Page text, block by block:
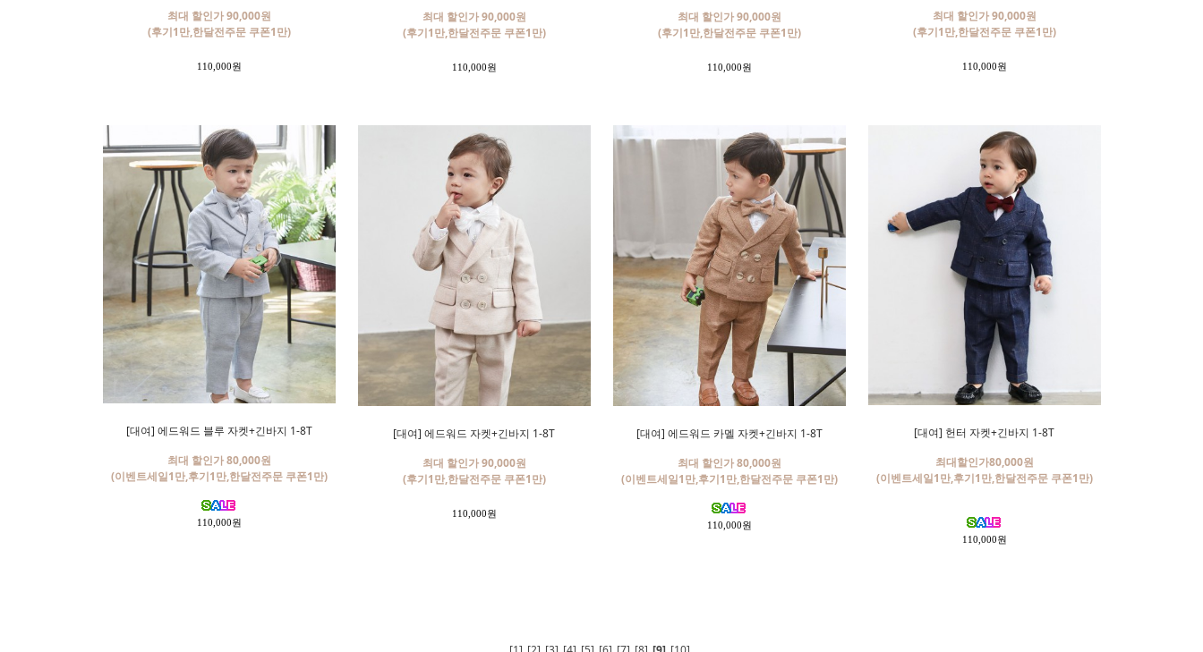
최대 할인가 90,000원
(후기1만,한달전주문 쿠폰1만)
110,000원
최대 할인가 90,000원
(후기1만,한달전주문 쿠폰1만)
110,000원
최대 할인가 90,000원
(후기1만,한달전주문 쿠폰1만)
110,000원
최대 할인가 90,000원
(후기1만,한달전주문 쿠폰1만)
110,000원
[대여] 에드워드 블루 자켓+긴바지 1-8T
최대 할인가 80,000원
(이벤트세일1만,후기1만,한달전주문 쿠폰1만)
110,000원
[대여] 에드워드 자켓+긴바지 1-8T
최대 할인가 90,000원
(후기1만,한달전주문 쿠폰1만)
110,000원
[대여] 에드워드 카멜 자켓+긴바지 1-8T
최대 할인가 80,000원
(이벤트세일1만,후기1만,한달전주문 쿠폰1만)
110,000원
[대여] 헌터 자켓+긴바지 1-8T
최대할인가80,000원
(이벤트세일1만,후기1만,한달전주문 쿠폰1만)
110,000원